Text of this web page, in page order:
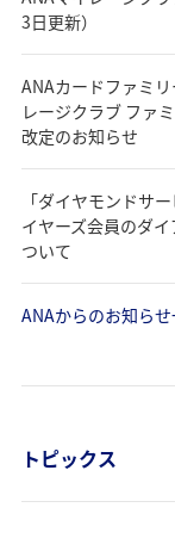
3日更新）
ANAカードファミ
レージクラブ ファ
改定のお知らせ
「ダイヤモンドサ
イヤーズ会員のダ
ついて
ANAからのお知ら
トピックス